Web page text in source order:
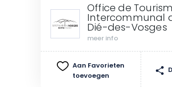
Office de
Intercommunal
Dié-des-Vosges
meer info
Aan Favorieten
toevoegen